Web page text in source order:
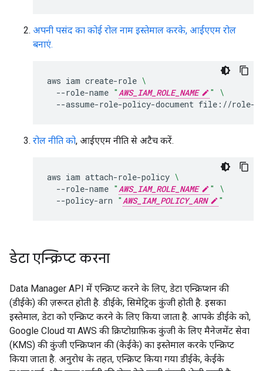
अपनी पसंद का कोई रोल नाम इस्तेमाल करके, आईएएम रोल
बनाएं.
aws iam create-role \
--role-name "AWS_IAM_ROLE_NAME "
\
--assume-role-policy-document
रोल नीति को, आईएएम नीति से अटैच करें.
aws iam attach-role-policy \
--role-name "AWS_IAM_ROLE_NAME "
\
--policy-arn "AWS_IAM_POLICY_ARN "
डेटा एन्क्रिप्ट करना
Data Manager API में एन्क्रिप्ट करने के लिए, डेटा एन्क्रिप्शन की
(डीईके) की ज़रूरत होती है. डीईके, सिमेट्रिक कुंजी होती है. इसका
इस्तेमाल, डेटा को एन्क्रिप्ट करने के लिए किया जाता है. आपके डीईके को,
Google Cloud या AWS की क्रिप्टोग्राफ़िक कुंजी के लिए मैनेजमेंट सेवा
(KMS) की कुंजी एन्क्रिप्शन की (केईके) का इस्तेमाल करके एन्क्रिप्ट
किया जाता है. अनुरोध के तहत, एन्क्रिप्ट किया गया डीईके, केईके